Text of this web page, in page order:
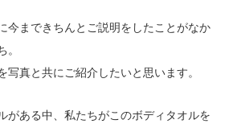
今まできちんとご説明をしたことがなか
。
写真と共にご紹介したいと思います。
がある中、私たちがこのボディタオルを